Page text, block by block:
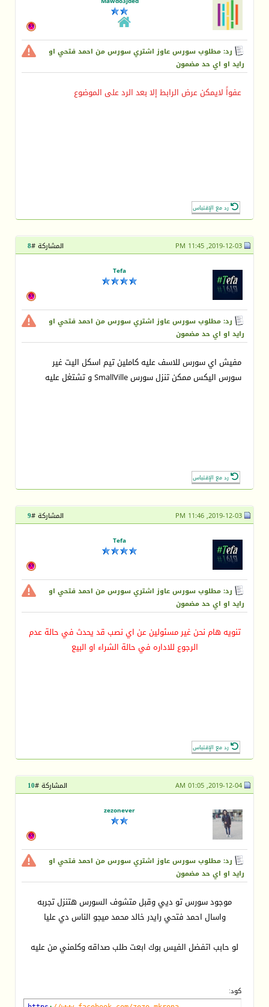
رد: مطلوب سورس عاوز اشتري سورس من احمد فتحي او
رايد او اي حد مضمون
عفواً لايمكن عرض الرابط إلا بعد الرد على الموضوع
رد مع الإقتباس
المشاركة #8
Tefa
رد: مطلوب سورس عاوز اشتري سورس من احمد فتحي او
رايد او اي حد مضمون
مفيش اي سورس للاسف عليه كاملين تيم اسكل اليت غير
سورس اليكس ممكن تنزل سورس SmallVille و تشتغل عليه
رد مع الإقتباس
المشاركة #9
Tefa
رد: مطلوب سورس عاوز اشتري سورس من احمد فتحي او
رايد او اي حد مضمون
تنويه هام نحن غير مسئولين عن اي نصب قد يحدث في حالة عدم
الرجوع للاداره في حالة الشراء او البيع
رد مع الإقتباس
المشاركة #10
zezonever
رد: مطلوب سورس عاوز اشتري سورس من احمد فتحي او
رايد او اي حد مضمون
موجود سورس تو ديي وقبل متشوف السورس هتنزل تجربه
واسال احمد فتحي رايدر خالد محمد ميجو الناس دي عليا
لو حابب اتفضل الفيس بوك ابعت طلب صداقه وكلمني من عليه
كود: